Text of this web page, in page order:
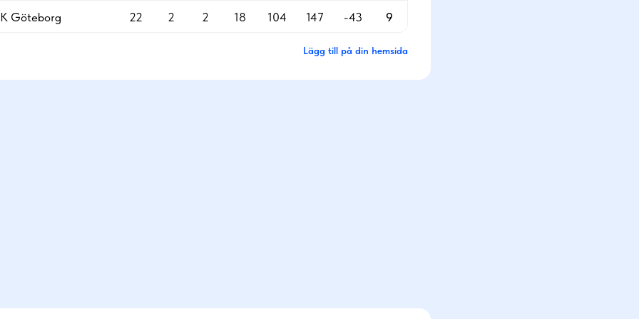
Göteborg 22 2 2 18 104 147 -43 9
Lägg till på din hemsida